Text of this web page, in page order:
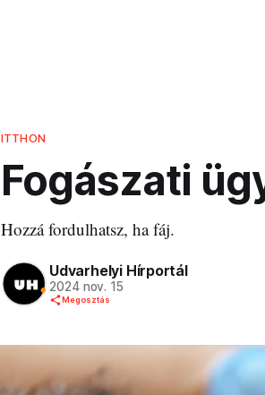
ITTHON
Fogászati
Hozzá fordulhatsz, ha fáj.
Udvarhelyi Hírportál
2024 nov. 15
Megosztás